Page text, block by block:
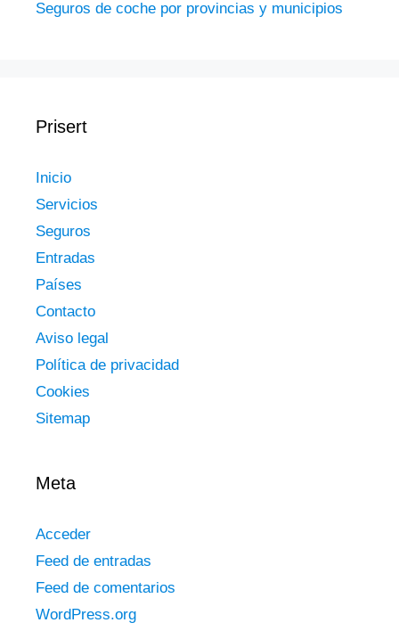
Seguros de coche por provincias y municipios
Prisert
Inicio
Servicios
Seguros
Entradas
Países
Contacto
Aviso legal
Política de privacidad
Cookies
Sitemap
Meta
Acceder
Feed de entradas
Feed de comentarios
WordPress.org